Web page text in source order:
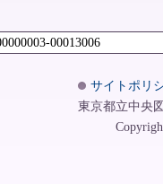
00013006
サイトポリ
東京都立中央